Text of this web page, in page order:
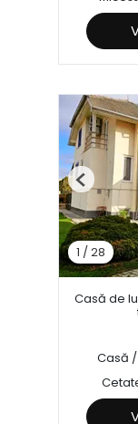
1 / 28
Previous
Casă de
Casă